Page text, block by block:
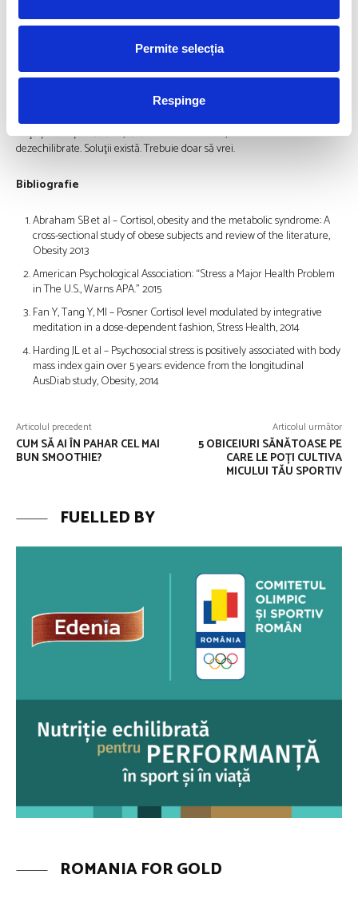
Permite selecția
Respinge
– Practică yoga sau meditația sau măcar ȋncercă să ȋnveţi să respiri
lui cât mai bine puteți. Rezistând tentaţiei de a mânca prea mult este un
început minunat. Poți aplica filosofia mea despre nutriţie
viaţă și slăbește sănătos, fără diete chinuitoare, restrictive sau
dezechilibrate. Soluţii există. Trebuie doar să vrei.
Bibliografie
Abraham SB et al – Cortisol, obesity and the metabolic syndrome: A
cross-sectional study of obese subjects and review of the literature,
Obesity 2013
American Psychological Association: “Stress a Major Health Problem
in The U.S., Warns APA.” 2015
Fan Y, Tang Y, MI – Posner Cortisol level modulated by integrative
meditation in a dose-dependent fashion, Stress Health, 2014
Harding JL et al – Psychosocial stress is positively associated with body
mass index gain over 5 years: evidence from the longitudinal
AusDiab study, Obesity, 2014
Articolul precedent
CUM SĂ AI ÎN PAHAR CEL MAI
BUN SMOOTHIE?
Articolul următor
5 OBICEIURI SĂNĂTOASE PE
CARE LE POȚI CULTIVA
MICULUI TĂU SPORTIV
FUELLED BY
ROMANIA FOR GOLD